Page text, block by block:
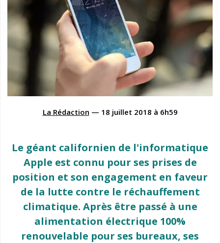
La Rédaction — 18 juillet 2018 à 6h59
Le géant californien de l'informatique
Apple est connu pour ses prises de
position et son engagement en faveur
de la lutte contre le réchauffement
climatique. Après être passé à une
alimentation électrique 100%
renouvelable pour ses bureaux, ses